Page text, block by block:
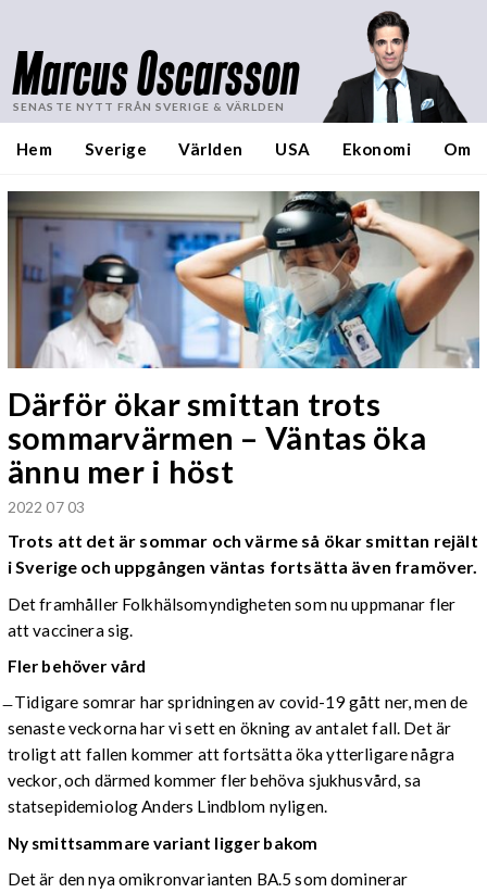
Marcus Oscarsson
SENASTE NYTT FRÅN SVERIGE & VÄRLDEN
Hem Sverige Världen USA Ekonomi Om
Därför ökar smittan trots
sommarvärmen – Väntas öka
ännu mer i höst
2022 07 03
Trots att det är sommar och värme så ökar smittan rejält
i Sverige och uppgången väntas fortsätta även framöver.
Det framhåller Folkhälsomyndigheten som nu uppmanar fler
att vaccinera sig.
Fler behöver vård
̶ Tidigare somrar har spridningen av covid-19 gått ner, men de
senaste veckorna har vi sett en ökning av antalet fall. Det är
troligt att fallen kommer att fortsätta öka ytterligare några
veckor, och därmed kommer fler behöva sjukhusvård, sa
statsepidemiolog Anders Lindblom nyligen.
Ny smittsammare variant ligger bakom
Det är den nya omikronvarianten BA.5 som dominerar